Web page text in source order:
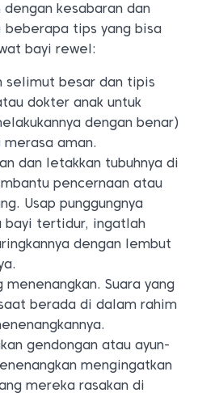
kesabaran dan
tips yang bisa
bayi rewel:
selimut besar dan tipis
dokter anak untuk
dengan benar)
aman.
dan letakkan tubuhnya di
pencernaan atau
Usap punggungnya
bayi tertidur, ingatlah
dengan lembut
menenangkan. Suara yang
berada di dalam rahim
gendongan atau ayun-
mengingatkan
mereka rasakan di